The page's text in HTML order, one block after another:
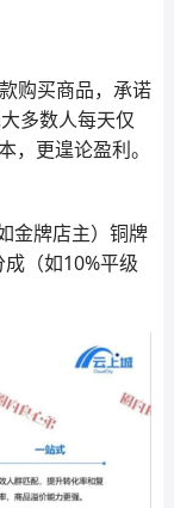
购买商品，承诺
多数人每天仅
，更遑论盈利。
金牌店主）铜牌
（如10%平级